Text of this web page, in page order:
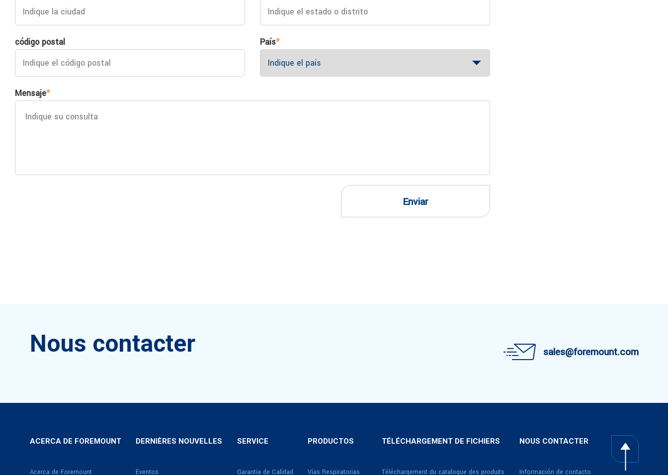
código postal País*
Mensaje*
Enviar
Nous contacter sales@foremount.com
ACERCA DE FOREMOUNT
Acerca de Foremount
DERNIÈRES NOUVELLES
Eventos
SERVICE
Garantía de Calidad
PRODUCTOS
Vías Respiratorias
TÉLÉCHARGEMENT DE FICHIERS
Téléchargement du catalogue des produits
NOUS CONTACTER
Información de contacto